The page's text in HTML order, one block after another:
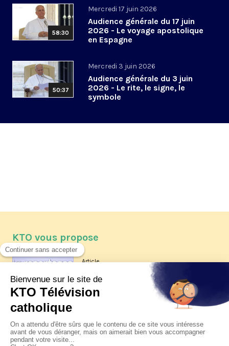
58:30
Mercredi 17 juin 2026
Audience générale du 17 juin
2026 - Le voyage apostolique
en Espagne
50:37
Mercredi 3 juin 2026
Audience générale du 3 juin
2026 - Le rite, le signe, le
symbole
KTO vous propose
Article
Les reportages d'été 2026 de KTO
La visite pastorale du pape Léon
XIV à Assise à suivre sur KTO le
jeudi 6 août